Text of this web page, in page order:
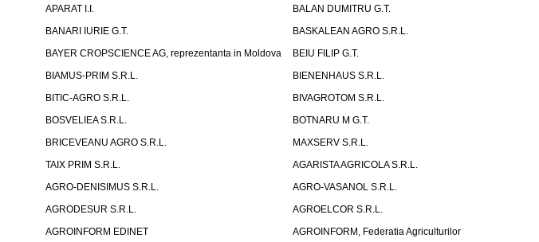
APARAT I.I.
BALAN DUMITRU G.T.
BANARI IURIE G.T.
BASKALEAN AGRO S.R.L.
BAYER CROPSCIENCE AG, reprezentanta in Moldova
BEIU FILIP G.T.
BIAMUS-PRIM S.R.L.
BIENENHAUS S.R.L.
BITIC-AGRO S.R.L.
BIVAGROTOM S.R.L.
BOSVELIEA S.R.L.
BOTNARU M G.T.
BRICEVEANU AGRO S.R.L.
MAXSERV S.R.L.
TAIX PRIM S.R.L.
AGARISTA AGRICOLA S.R.L.
AGRO-DENISIMUS S.R.L.
AGRO-VASANOL S.R.L.
AGRODESUR S.R.L.
AGROELCOR S.R.L.
AGROINFORM EDINET
AGROINFORM, Federatia Agriculturilor